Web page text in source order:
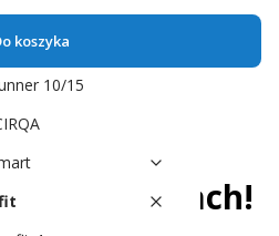
10/15
koszyka
w 8. miastach!